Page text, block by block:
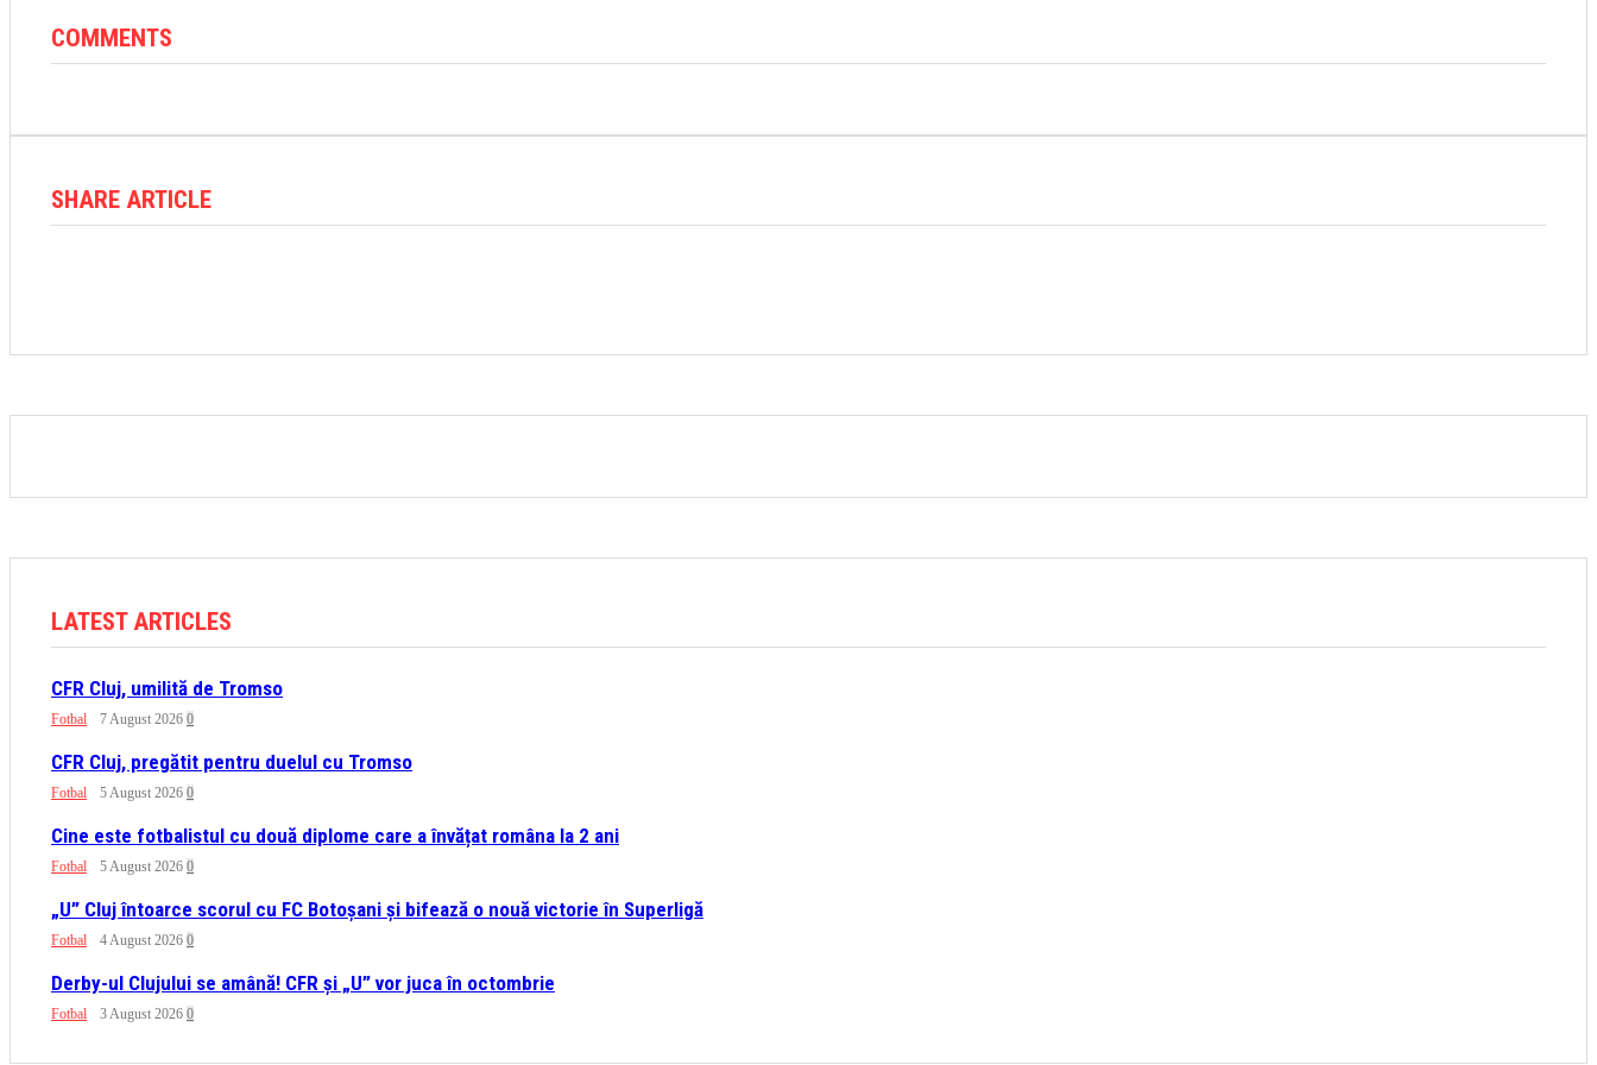
COMMENTS
SHARE ARTICLE
LATEST ARTICLES
CFR Cluj, umilită de Tromso
Fotbal 7 August 2026 0
CFR Cluj, pregătit pentru duelul cu Tromso
Fotbal 5 August 2026 0
Cine este fotbalistul cu două diplome care a învățat româna la 2 ani
Fotbal 5 August 2026 0
„U” Cluj întoarce scorul cu FC Botoșani și bifează o nouă victorie în Superligă
Fotbal 4 August 2026 0
Derby-ul Clujului se amână! CFR și „U” vor juca în octombrie
Fotbal 3 August 2026 0